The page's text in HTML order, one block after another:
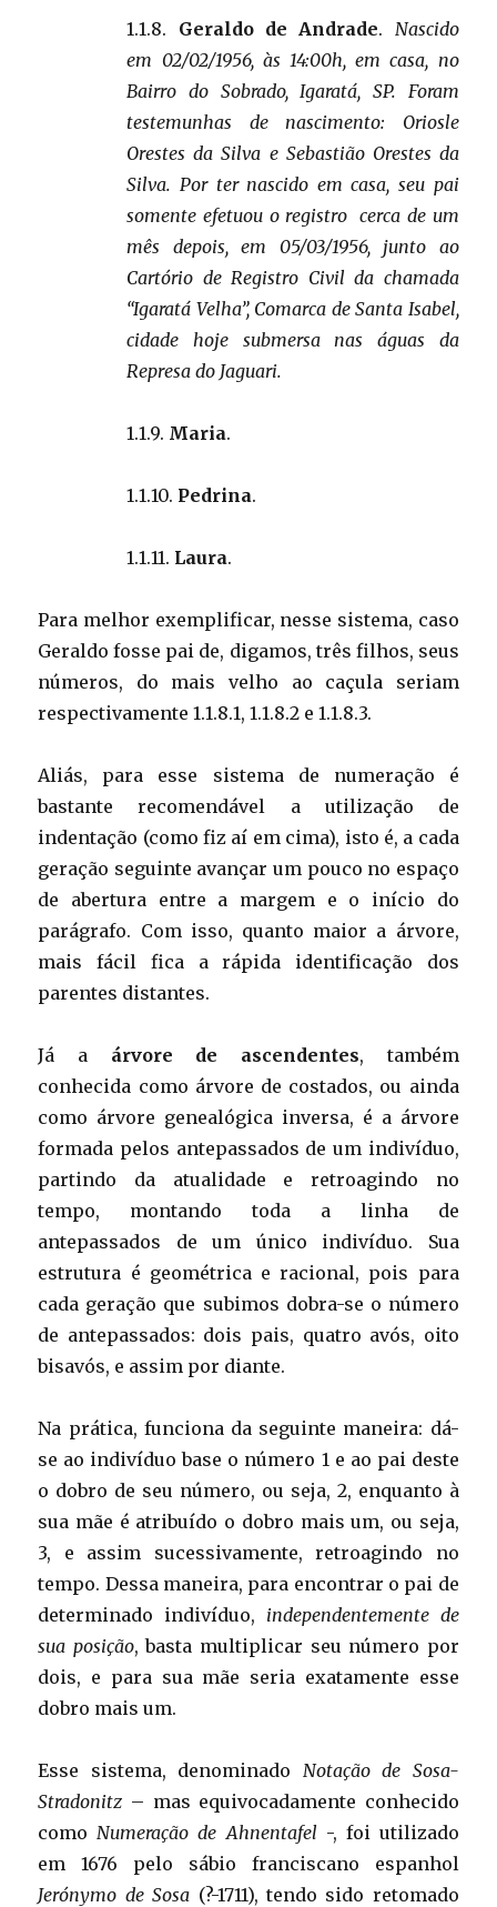
1.1.8. Geraldo de Andrade. Nascido
em 02/02/1956, às 14:00h, em casa, no
Bairro do Sobrado, Igaratá, SP. Foram
testemunhas de nascimento: Oriosle
Orestes da Silva e Sebastião Orestes da
Silva. Por ter nascido em casa, seu pai
somente efetuou o registro cerca de um
mês depois, em 05/03/1956, junto ao
Cartório de Registro Civil da chamada
“Igaratá Velha”, Comarca de Santa Isabel,
cidade hoje submersa nas águas da
Represa do Jaguari.
1.1.9. Maria.
1.1.10. Pedrina.
1.1.11. Laura.
Para melhor exemplificar, nesse sistema, caso
Geraldo fosse pai de, digamos, três filhos, seus
números, do mais velho ao caçula seriam
respectivamente 1.1.8.1, 1.1.8.2 e 1.1.8.3.
Aliás, para esse sistema de numeração é
bastante recomendável a utilização de
indentação (como fiz aí em cima), isto é, a cada
geração seguinte avançar um pouco no espaço
de abertura entre a margem e o início do
parágrafo. Com isso, quanto maior a árvore,
mais fácil fica a rápida identificação dos
parentes distantes.
Já a árvore de ascendentes, também
conhecida como árvore de costados, ou ainda
como árvore genealógica inversa, é a árvore
formada pelos antepassados de um indivíduo,
partindo da atualidade e retroagindo no
tempo, montando toda a linha de
antepassados de um único indivíduo. Sua
estrutura é geométrica e racional, pois para
cada geração que subimos dobra-se o número
de antepassados: dois pais, quatro avós, oito
bisavós, e assim por diante.
Na prática, funciona da seguinte maneira: dá-
se ao indivíduo base o número 1 e ao pai deste
o dobro de seu número, ou seja, 2, enquanto à
sua mãe é atribuído o dobro mais um, ou seja,
3, e assim sucessivamente, retroagindo no
tempo. Dessa maneira, para encontrar o pai de
determinado indivíduo, independentemente de
sua posição, basta multiplicar seu número por
dois, e para sua mãe seria exatamente esse
dobro mais um.
Esse sistema, denominado Notação de Sosa-
Stradonitz – mas equivocadamente conhecido
como Numeração de Ahnentafel -, foi utilizado
em 1676 pelo sábio franciscano espanhol
Jerónymo de Sosa (?-1711), tendo sido retomado